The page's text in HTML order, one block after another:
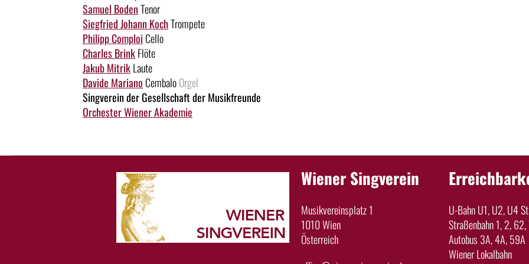
Samuel BodenTenor
Siegfried Johann KochTrompete
Philipp Comploi Cello
Charles BrinkFlöte
Jakub MitrikLaute
Davide Mariano CembaloOrgel
Singverein der Gesellschaft der Musikfreunde
Orchester Wiener Akademie
Wiener Singverein
Musikvereinsplatz 1
1010 Wien
Österreich
U-Bahn U1, U2, U4
Straßenbahn 1, 2, 62,
Autobus 3A, 4A, 59A
Wiener Lokalbahn